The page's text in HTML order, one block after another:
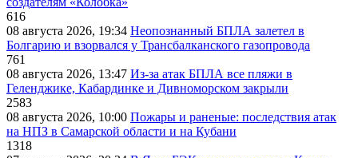
616
08 августа 2026, 19:34 Неопознанный БПЛА залетел в
Болгарию и взорвался у Трансбалканского газопровода
761
08 августа 2026, 13:47 Из-за атак БПЛА все пляжи в
Геленджике, Кабардинке и Дивноморском закрыли
2583
08 августа 2026, 10:00 Пожары и раненые: последствия атак
на НПЗ в Самарской области и на Кубани
1318